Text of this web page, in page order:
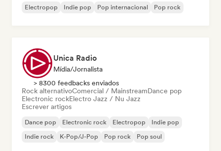
Electropop Indie pop Pop internacional Pop rock
Unica Radio
Mídia/Jornalista
> 8300 feedbacks enviados
Rock alternativoComercial / MainstreamDance pop
Electronic rockElectro Jazz / Nu Jazz
Escrever artigos
Dance pop Electronic rock Electropop
Indie pop
Indie rock
K-Pop/J-Pop Pop rock Pop soul